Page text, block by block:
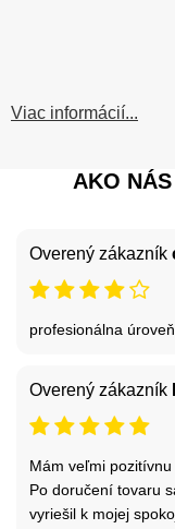
Viac informácií...
AKO
Overený zákazník
profesionálna úroveň
Overený zákazník
Mám veľmi
Po doručení tovaru
vyriešil k mojej